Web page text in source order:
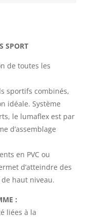
SPORT
de toutes les
sportifs combinés,
idéale. Système
le lumaflex est par
d’assemblage
en PVC ou
d’atteindre des
haut niveau.
:
liées à la